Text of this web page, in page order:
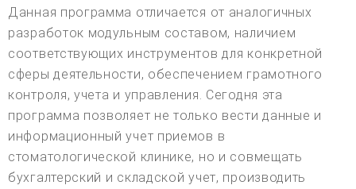
Данная программа отличается от аналогичных
разработок модульным составом, наличием
соответствующих инструментов для конкретной
сферы деятельности, обеспечением грамотного
контроля, учета и управления. Сегодня эта
программа позволяет не только вести данные и
информационный учет приемов в
стоматологической клинике, но и совмещать
бухгалтерский и складской учет, производить